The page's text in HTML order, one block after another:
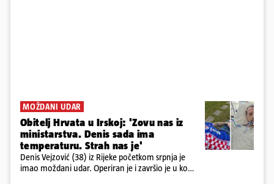
MOŽDANI UDAR
Obitelj Hrvata u Irskoj: 'Zovu nas iz
ministarstva. Denis sada ima
temperaturu. Strah nas je'
Denis Vejzović (38) iz Rijeke početkom srpnja je
imao moždani udar. Operiran je i završio je u komi.